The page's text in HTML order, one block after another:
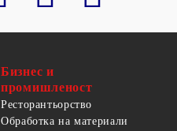
Бизнес и
промишленост
Ресторантьорство
Обработка на материали